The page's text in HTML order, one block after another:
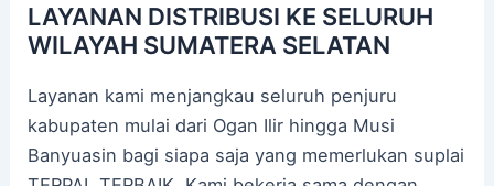
LAYANAN DISTRIBUSI KE SELURUH
WILAYAH SUMATERA SELATAN
Layanan kami menjangkau seluruh penjuru
kabupaten mulai dari Ogan Ilir hingga Musi
Banyuasin bagi siapa saja yang memerlukan suplai